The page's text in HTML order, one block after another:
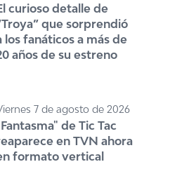
curioso detalle de
que sorprendió
los fanáticos a más de
años de su estreno
7 de agosto de 2026
de Tic Tac
en TVN ahora
formato vertical